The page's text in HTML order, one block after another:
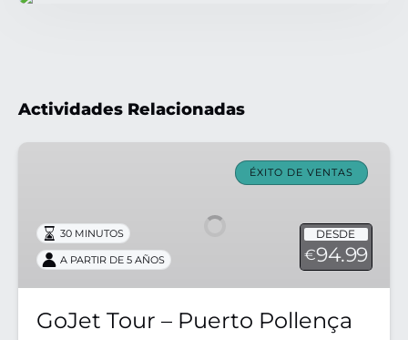
Actividades Relacionadas
Pollença
ÉXITO DE VENTAS
DESDE
€94.99
30 MINUTOS
A PARTIR DE 5 AÑOS
GoJet Tour – Puerto Pollença